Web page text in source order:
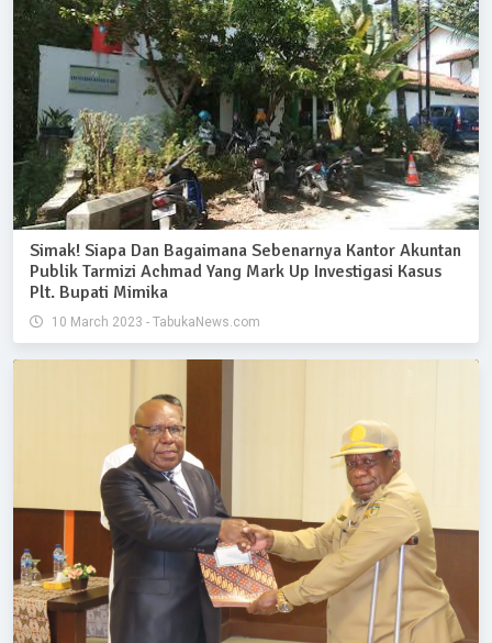
Simak! Siapa Dan Bagaimana Sebenarnya Kantor Akuntan
Publik Tarmizi Achmad Yang Mark Up Investigasi Kasus
Plt. Bupati Mimika
10 March 2023 - TabukaNews.com